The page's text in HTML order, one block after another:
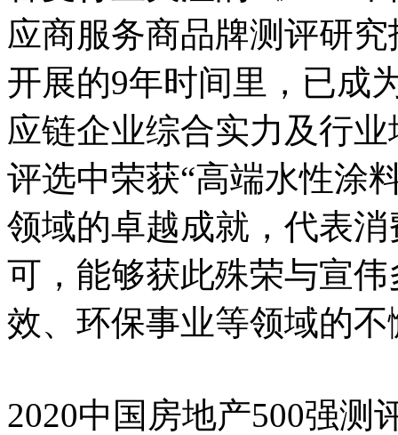
应商服务商品牌测评研
开展的9年时间里，已成
应链企业综合实力及行
评选中荣获“高端水性涂
领域的卓越成就，代表
可，能够获此殊荣与宣
效、环保事业等领域的
2020中国房地产500强测